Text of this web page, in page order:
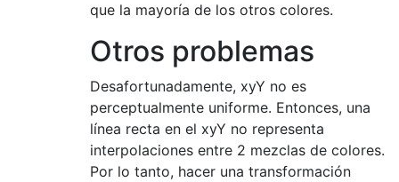
que la mayoría de los otros colores.
Otros problemas
Desafortunadamente, xyY no es
perceptualmente uniforme. Entonces, una
línea recta en el xyY no representa
interpolaciones entre 2 mezclas de colores.
Por lo tanto, hacer una transformación